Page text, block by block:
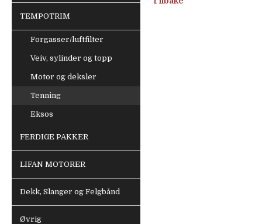
TEMPOTRIM
Forgasser/luftfilter
Veiv, sylinder og topp
Motor og deksler
Tenning
Eksos
FERDIGE PAKKER
LIFAN MOTORER
Dekk, Slanger og Felgbånd
Øvrig